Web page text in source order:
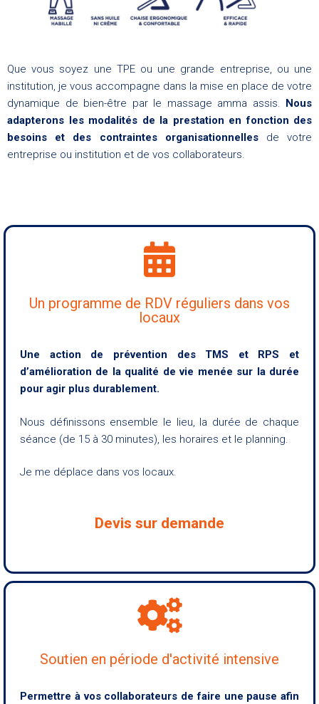
Que vous soyez une TPE ou une grande entreprise, ou une
institution, je vous accompagne dans la mise en place de votre
dynamique de bien-être par le massage amma assis. Nous
adapterons les modalités de la prestation en fonction des
besoins et des contraintes organisationnellesde votre
entreprise ou institution et de vos collaborateurs.
Un programme de RDV réguliers dans vos
locaux
Une action de prévention des TMS et RPS et
d’amélioration de la qualité de vie menée sur la durée
pour agir plus durablement.
Nous définissons ensemble le lieu, la durée de chaque
séance (de 15 à 30 minutes), les horaires et le planning.
Je me déplace dans vos locaux.
Devis sur demande
Soutien en période d'activité intensive
Permettre à vos collaborateurs de faire une pause afin